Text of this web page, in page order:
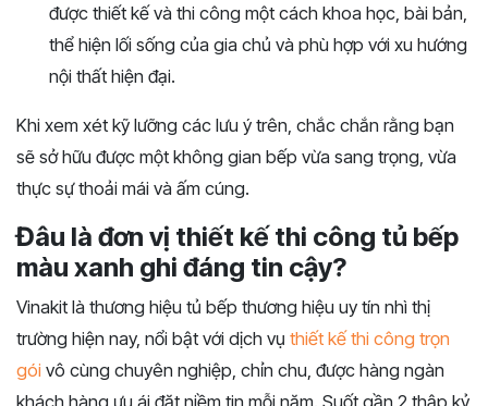
được thiết kế và thi công một cách khoa học, bài bản,
thể hiện lối sống của gia chủ và phù hợp với xu hướng
nội thất hiện đại.
Khi xem xét kỹ lưỡng các lưu ý trên, chắc chắn rằng bạn
sẽ sở hữu được một không gian bếp vừa sang trọng, vừa
thực sự thoải mái và ấm cúng.
Đâu là đơn vị thiết kế thi công tủ bếp
màu xanh ghi đáng tin cậy?
Vinakit là thương hiệu tủ bếp thương hiệu uy tín nhì thị
trường hiện nay, nổi bật với dịch vụ thiết kế thi công trọn
gói vô cùng chuyên nghiệp, chỉn chu, được hàng ngàn
khách hàng ưu ái đặt niềm tin mỗi năm. Suốt gần 2 thập kỷ